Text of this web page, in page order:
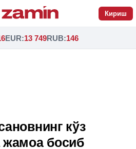
Кириш
EUR:13 749RUB:146
кўз
босиб